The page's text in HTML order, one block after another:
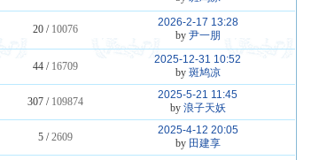
20 / 10076
2026-2-17 13:28
by 尹一朋
44 / 16709
2025-12-31 10:52
by 斑鸠凉
307 / 109874
2025-5-21 11:45
by 浪子天妖
5 /2609
2025-4-12 20:05
by 田建享